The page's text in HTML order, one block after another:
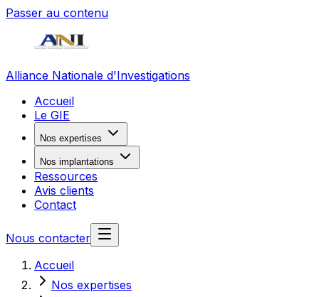
Passer au contenu
Alliance Nationale d'Investigations
Accueil
Le GIE
Nos expertises
Nos implantations
Ressources
Avis clients
Contact
Nous contacter
Accueil
Nos expertises